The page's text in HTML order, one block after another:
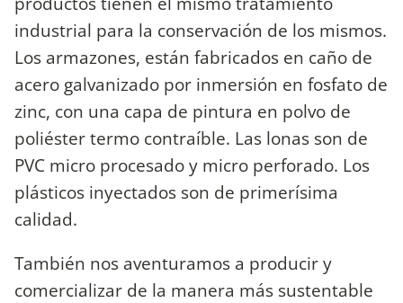
industrial para la conservación de los mismos.
Los armazones, están fabricados en caño de
acero galvanizado por inmersión en fosfato de
zinc, con una capa de pintura en polvo de
poliéster termo contraíble. Las lonas son de
PVC micro procesado y micro perforado. Los
plásticos inyectados son de primerísima
calidad.
También nos aventuramos a producir y
comercializar de la manera más sustentable